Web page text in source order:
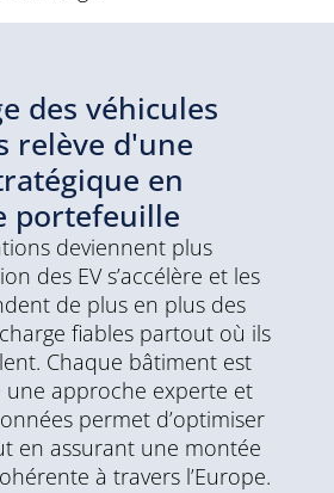
des véhicules
relève d'une
en
portefeuille
deviennent plus
des EV s’accélère et les
de plus en plus des
fiables partout où ils
Chaque bâtiment est
une approche experte et
permet d’optimiser
en assurant une montée
à travers l’Europe.